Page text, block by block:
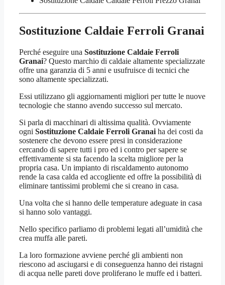
Sostituzione Caldaie Ferroli Granai
Perché eseguire una Sostituzione Caldaie Ferroli
Granai? Questo marchio di caldaie altamente specializzate
offre una garanzia di 5 anni e usufruisce di tecnici che
sono altamente specializzati.
Essi utilizzano gli aggiornamenti migliori per tutte le nuove
tecnologie che stanno avendo successo sul mercato.
Si parla di macchinari di altissima qualità. Ovviamente
ogni Sostituzione Caldaie Ferroli Granai ha dei costi da
sostenere che devono essere presi in considerazione
cercando di sapere tutti i pro ed i contro per sapere se
effettivamente si sta facendo la scelta migliore per la
propria casa. Un impianto di riscaldamento autonomo
rende la casa calda ed accogliente ed offre la possibilità di
eliminare tantissimi problemi che si creano in casa.
Una volta che si hanno delle temperature adeguate in casa
si hanno solo vantaggi.
Nello specifico parliamo di problemi legati all’umidità che
crea muffa alle pareti.
La loro formazione avviene perché gli ambienti non
riescono ad asciugarsi e di conseguenza hanno dei ristagni
di acqua nelle pareti dove proliferano le muffe ed i batteri.